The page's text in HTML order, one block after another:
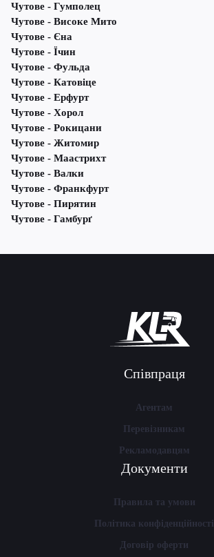
Чутове - Гумполец
Чутове - Високе Мито
Чутове - Єна
Чутове - Їчин
Чутове - Фульда
Чутове - Катовіце
Чутове - Ерфурт
Чутове - Хорол
Чутове - Рокицани
Чутове - Житомир
Чутове - Маастрихт
Чутове - Валки
Чутове - Франкфурт
Чутове - Пирятин
Чутове - Гамбурґ
Співпраця
Агентам
Перевізникам
Рекламодавцям
Документи
Правила та умови
Політика конфіденційності
Договір оферти